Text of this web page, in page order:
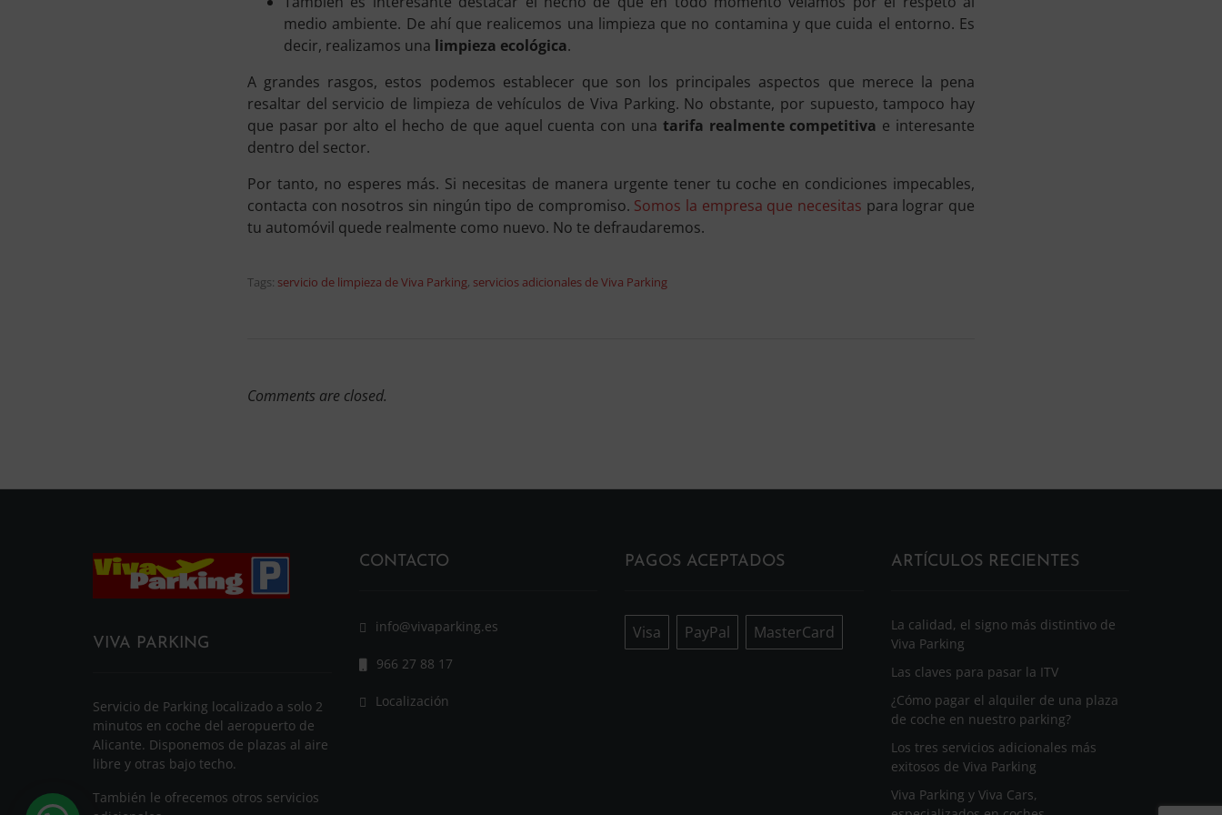
medio ambiente. De ahí que realicemos una limpieza que no contamina y que cuida el entorno. Es
decir, realizamos una limpieza ecológica.
A grandes rasgos, estos podemos establecer que son los principales aspectos que merece la pena
resaltar del servicio de limpieza de vehículos de Viva Parking. No obstante, por supuesto, tampoco hay
que pasar por alto el hecho de que aquel cuenta con una tarifa realmente competitiva e interesante
dentro del sector.
Por tanto, no esperes más. Si necesitas de manera urgente tener tu coche en condiciones impecables,
contacta con nosotros sin ningún tipo de compromiso. Somos la empresa que necesitas para lograr que
tu automóvil quede realmente como nuevo. No te defraudaremos.
Tags: servicio de limpieza de Viva Parking, servicios adicionales de Viva Parking
Comments are closed.
VIVA PARKING
Servicio de Parking localizado a solo 2
minutos en coche del aeropuerto de
Alicante. Disponemos de plazas al aire
libre y otras bajo techo.
También le ofrecemos otros servicios
CONTACTO
info@vivaparking.es
966 27 88 17
Localización
PAGOS ACEPTADOS
Visa PayPal MasterCard
ARTÍCULOS RECIENTES
La calidad, el signo más distintivo de
Viva Parking
Las claves para pasar la ITV
¿Cómo pagar el alquiler de una plaza
de coche en nuestro parking?
Los tres servicios adicionales más
exitosos de Viva Parking
Viva Parking y Viva Cars,